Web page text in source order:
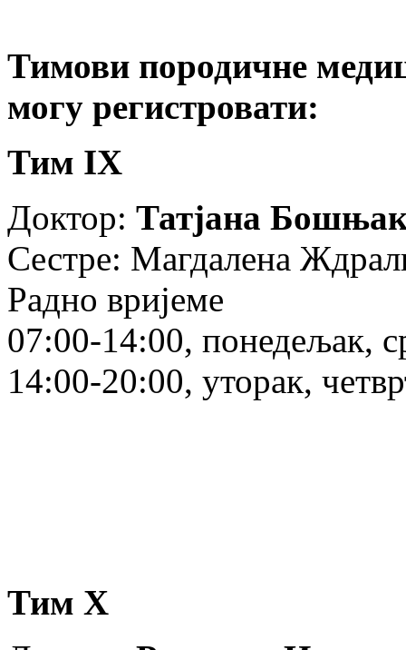
Тимови породичне
могу регистровати:
Тим IX
Доктор: Татјана
Сестре: Магдалена
Радно вријеме
07:00-14:00, понедељак,
14:00-20:00, уторак,
Тим X